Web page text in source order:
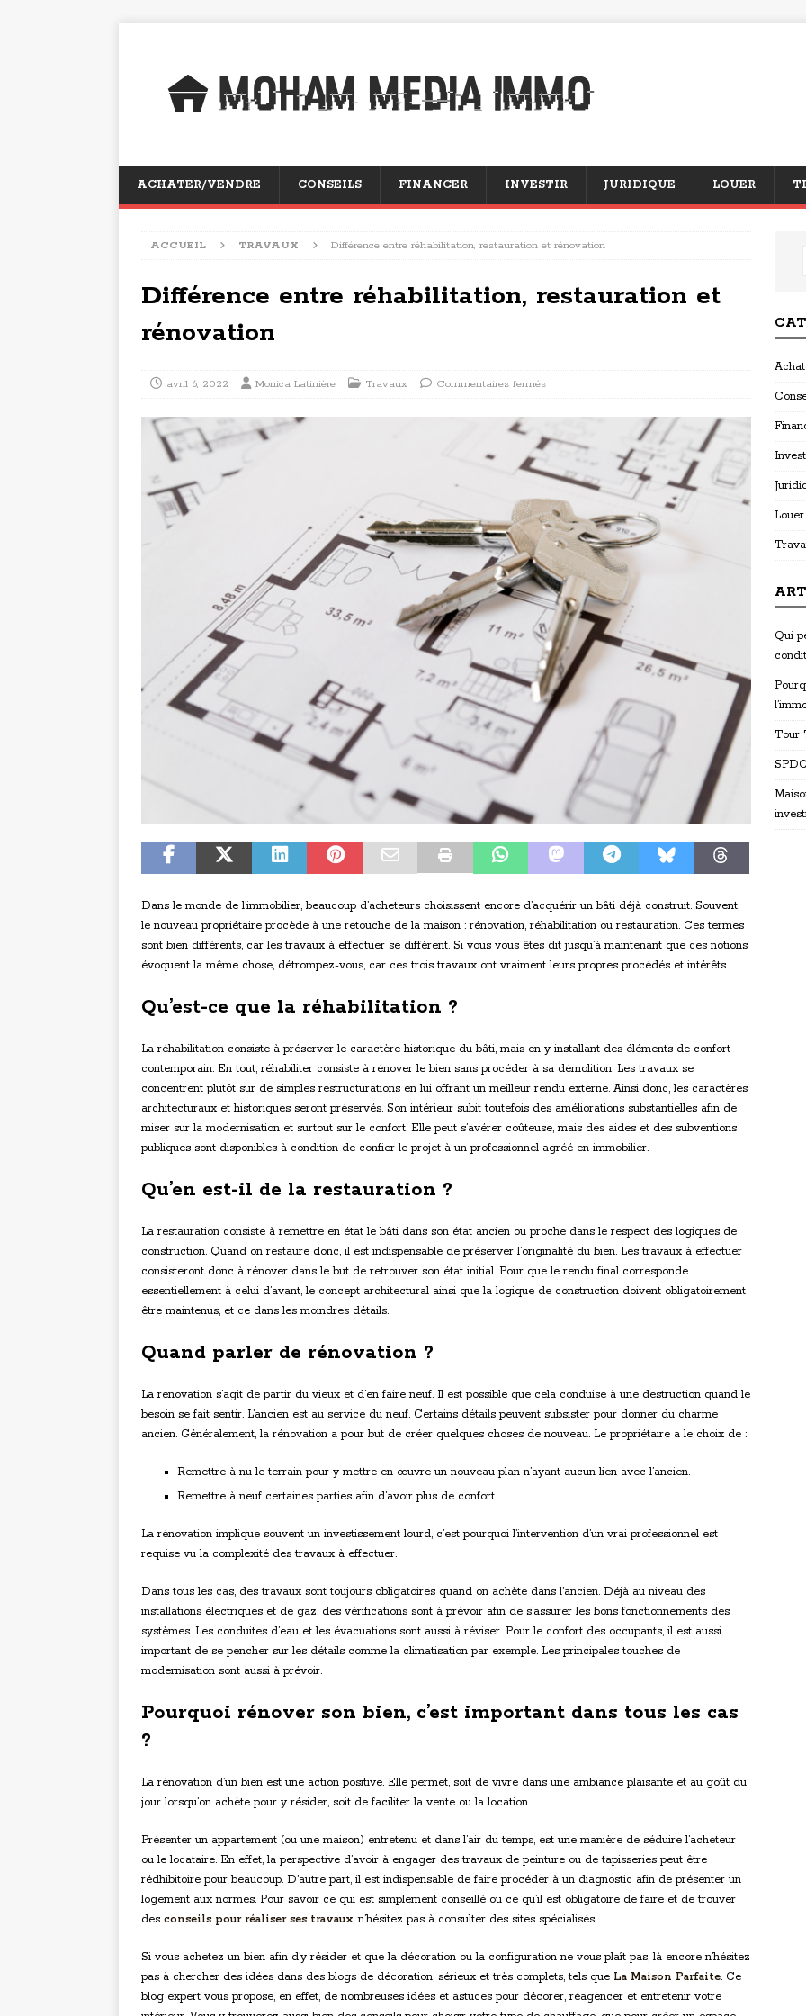
ACHATER/VENDRE CONSEILS FINANCER INVESTIR JURIDIQUE LOUER
ACCUEIL TRAVAUX Différence entre réhabilitation, restauration et rénovation
Différence entre réhabilitation, restauration et
rénovation
avril 6, 2022 Monica Latinière Travaux Commentaires fermés
Dans le monde de l’immobilier, beaucoup d’acheteurs choisissent encore d’acquérir un bâti déjà construit. Souvent,
le nouveau propriétaire procède à une retouche de la maison : rénovation, réhabilitation ou restauration. Ces termes
sont bien différents, car les travaux à effectuer se diffèrent. Si vous vous êtes dit jusqu’à maintenant que ces notions
évoquent la même chose, détrompez-vous, car ces trois travaux ont vraiment leurs propres procédés et intérêts.
Qu’est-ce que la réhabilitation ?
La réhabilitation consiste à préserver le caractère historique du bâti, mais en y installant des éléments de confort
contemporain. En tout, réhabiliter consiste à rénover le bien sans procéder à sa démolition. Les travaux se
concentrent plutôt sur de simples restructurations en lui offrant un meilleur rendu externe. Ainsi donc, les caractères
architecturaux et historiques seront préservés. Son intérieur subit toutefois des améliorations substantielles afin de
miser sur la modernisation et surtout sur le confort. Elle peut s’avérer coûteuse, mais des aides et des subventions
publiques sont disponibles à condition de confier le projet à un professionnel agréé en immobilier.
Qu’en est-il de la restauration ?
La restauration consiste à remettre en état le bâti dans son état ancien ou proche dans le respect des logiques de
construction. Quand on restaure donc, il est indispensable de préserver l’originalité du bien. Les travaux à effectuer
consisteront donc à rénover dans le but de retrouver son état initial. Pour que le rendu final corresponde
essentiellement à celui d’avant, le concept architectural ainsi que la logique de construction doivent obligatoirement
être maintenus, et ce dans les moindres détails.
Quand parler de rénovation ?
La rénovation s’agit de partir du vieux et d’en faire neuf. Il est possible que cela conduise à une destruction quand le
besoin se fait sentir. L’ancien est au service du neuf. Certains détails peuvent subsister pour donner du charme
ancien. Généralement, la rénovation a pour but de créer quelques choses de nouveau. Le propriétaire a le choix de :
Remettre à nu le terrain pour y mettre en œuvre un nouveau plan n’ayant aucun lien avec l’ancien.
Remettre à neuf certaines parties afin d’avoir plus de confort.
La rénovation implique souvent un investissement lourd, c’est pourquoi l’intervention d’un vrai professionnel est
requise vu la complexité des travaux à effectuer.
Dans tous les cas, des travaux sont toujours obligatoires quand on achète dans l’ancien. Déjà au niveau des
installations électriques et de gaz, des vérifications sont à prévoir afin de s’assurer les bons fonctionnements des
systèmes. Les conduites d’eau et les évacuations sont aussi à réviser. Pour le confort des occupants, il est aussi
important de se pencher sur les détails comme la climatisation par exemple. Les principales touches de
modernisation sont aussi à prévoir.
Pourquoi rénover son bien, c’est important dans tous les cas
?
La rénovation d’un bien est une action positive. Elle permet, soit de vivre dans une ambiance plaisante et au goût du
jour lorsqu’on achète pour y résider, soit de faciliter la vente ou la location.
Présenter un appartement (ou une maison) entretenu et dans l’air du temps, est une manière de séduire l’acheteur
ou le locataire. En effet, la perspective d’avoir à engager des travaux de peinture ou de tapisseries peut être
rédhibitoire pour beaucoup. D’autre part, il est indispensable de faire procéder à un diagnostic afin de présenter un
logement aux normes. Pour savoir ce qui est simplement conseillé ou ce qu’il est obligatoire de faire et de trouver
des conseils pour réaliser ses travaux, n’hésitez pas à consulter des sites spécialisés.
Si vous achetez un bien afin d’y résider et que la décoration ou la configuration ne vous plaît pas, là encore n’hésitez
pas à chercher des idées dans des blogs de décoration, sérieux et très complets, tels que La Maison Parfaite. Ce
blog expert vous propose, en effet, de nombreuses idées et astuces pour décorer, réagencer et entretenir votre
Louer
Qui
Tour